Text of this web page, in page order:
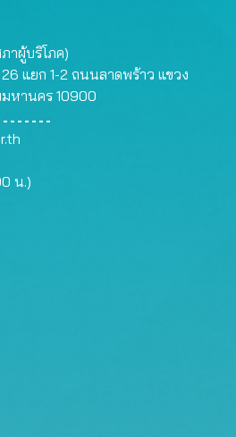
าผู้บริโภค)
26 แยก 1-2 ถนนลาดพร้าว แขวง
มหานคร 10900
น.)